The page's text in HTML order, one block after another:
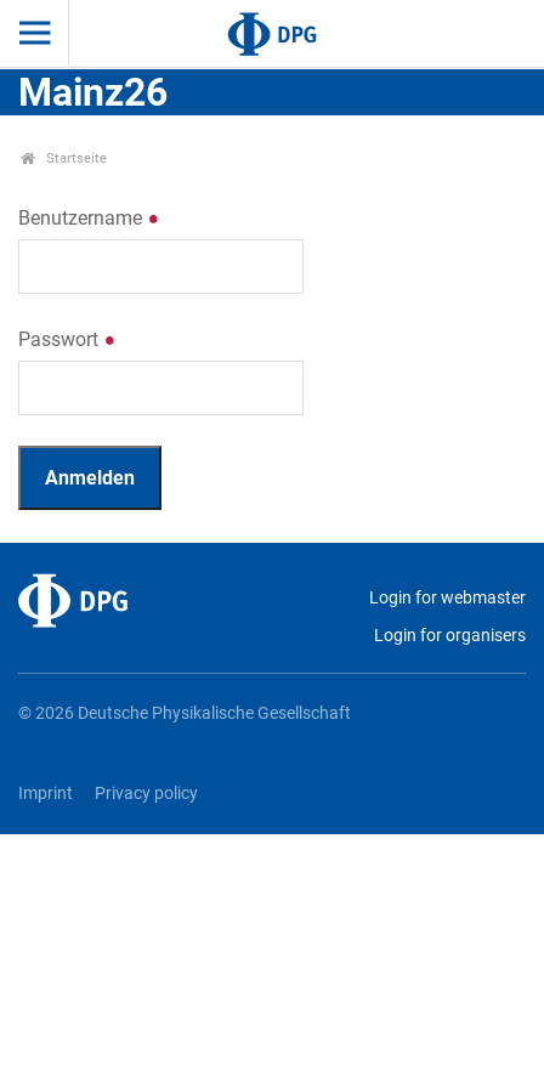
Mainz26
Startseite
Benutzername
Passwort
Login for webmaster
Login for organisers
© 2026 Deutsche Physikalische Gesellschaft
Imprint Privacy policy